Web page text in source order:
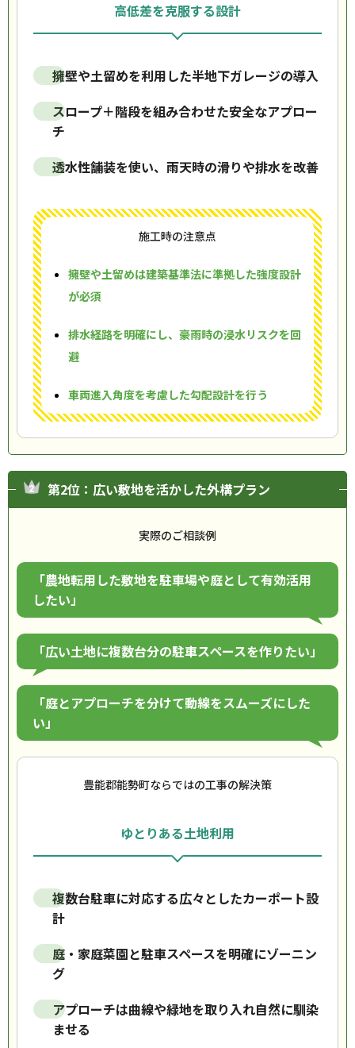
高低差を克服する設計
擁壁や土留めを利用した半地下ガレージの導入
スロープ＋階段を組み合わせた安全なアプロー
チ
透水性舗装を使い、雨天時の滑りや排水を改善
施工時の注意点
擁壁や土留めは建築基準法に準拠した強度設計
が必須
排水経路を明確にし、豪雨時の浸水リスクを回
避
車両進入角度を考慮した勾配設計を行う
第2位：広い敷地を活かした外構プラン
実際のご相談例
「農地転用した敷地を駐車場や庭として有効活用
したい」
「広い土地に複数台分の駐車スペースを作りたい」
「庭とアプローチを分けて動線をスムーズにした
い」
豊能郡能勢町ならではの工事の解決策
ゆとりある土地利用
複数台駐車に対応する広々としたカーポート設
計
庭・家庭菜園と駐車スペースを明確にゾーニン
グ
アプローチは曲線や緑地を取り入れ自然に馴染
ませる